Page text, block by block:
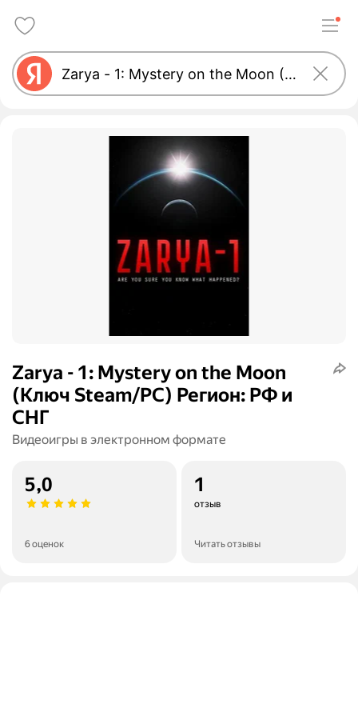
Zarya - 1: Mystery on the Moon
(Ключ Steam/PC) Регион: РФ и
СНГ
Видеоигры в электронном формате
5,0
6 оценок
1
отзыв
Читать отзывы